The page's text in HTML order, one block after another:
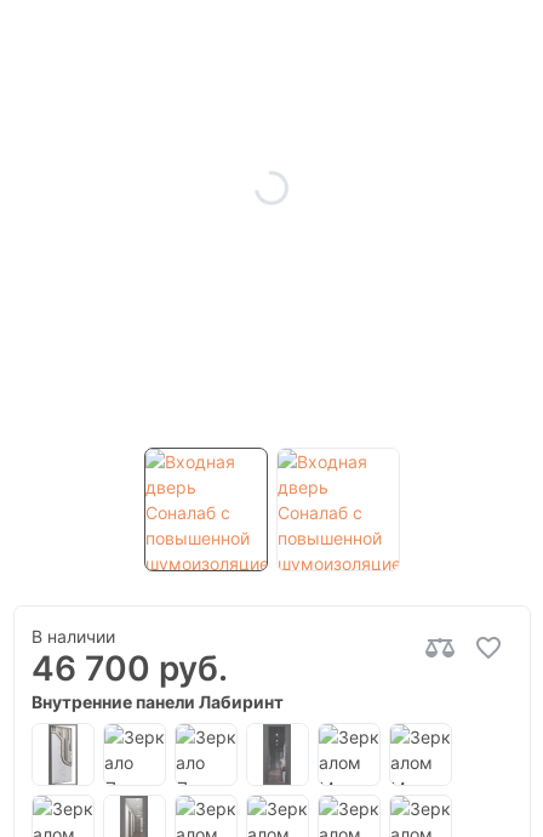
В наличии
46 700 руб.
Внутренние панели Лабиринт